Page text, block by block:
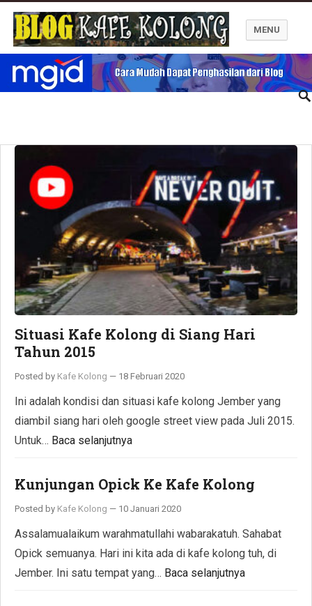
Blog Kafe Kolong
MENU
Situasi Kafe Kolong di Siang Hari
Tahun 2015
Posted by Kafe Kolong — 18 Februari 2020
Ini adalah kondisi dan situasi kafe kolong Jember yang
diambil siang hari oleh google street view pada Juli 2015.
Untuk… Baca selanjutnya
Kunjungan Opick Ke Kafe Kolong
Posted by Kafe Kolong — 10 Januari 2020
Assalamualaikum warahmatullahi wabarakatuh. Sahabat
Opick semuanya. Hari ini kita ada di kafe kolong tuh, di
Jember. Ini satu tempat yang… Baca selanjutnya